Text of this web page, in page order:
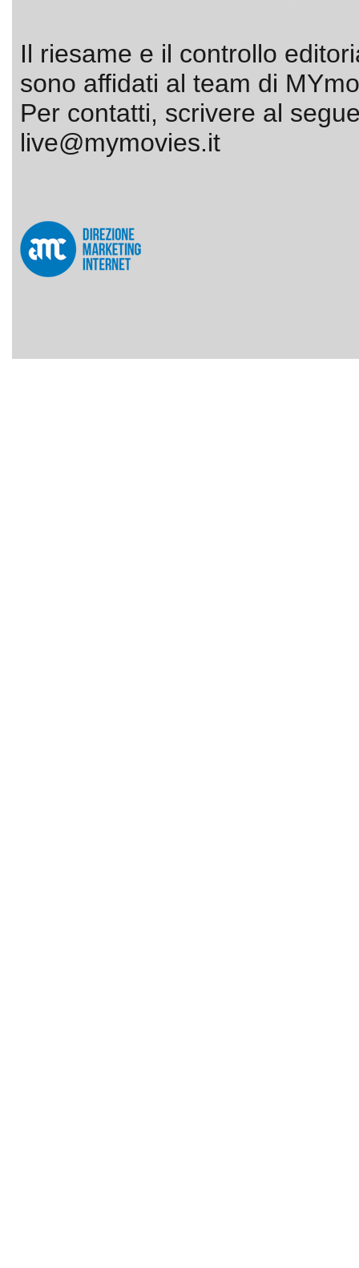
Il riesame e il controllo
sono affidati al team di
Per contatti, scrivere al
live@mymovies.it